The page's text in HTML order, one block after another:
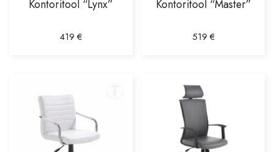
Kontoritool “Lynx”
419€
Kontoritool “Master”
519 €